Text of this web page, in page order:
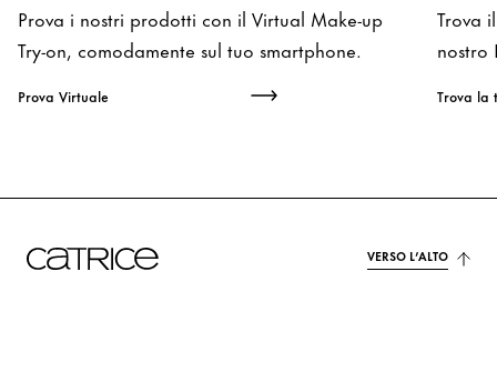
Prova i nostri prodotti con il Virtual Make-up
Try-on, comodamente sul tuo smartphone.
Prova Virtuale
Trova
nostro
VERSO L’ALTO